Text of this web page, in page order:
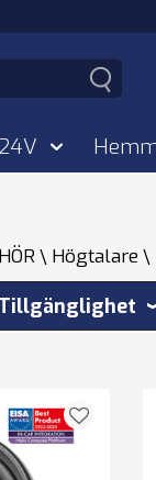
24V
Högtalare
Tillgänglighet